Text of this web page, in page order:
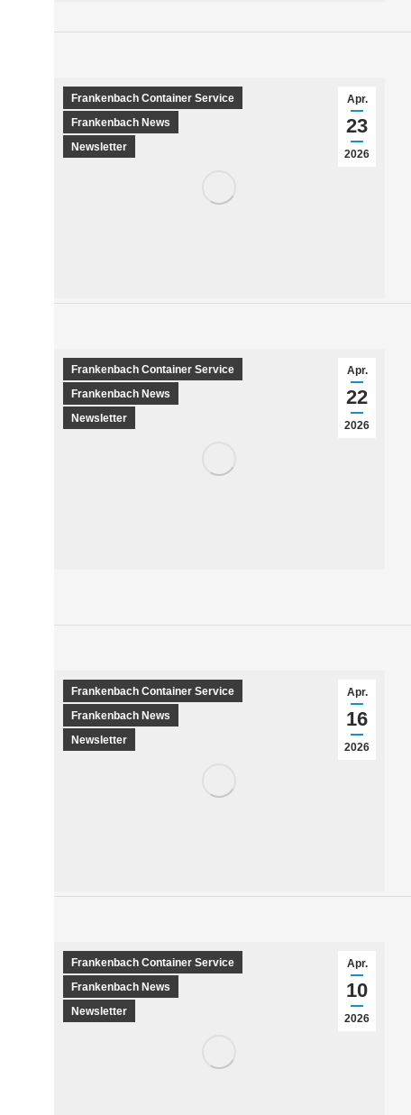
Apr.
23
2026
Frankenbach Container Service
Frankenbach News
Newsletter
Apr.
22
2026
Frankenbach Container Service
Frankenbach News
Newsletter
Apr.
16
2026
Frankenbach Container Service
Frankenbach News
Newsletter
Apr.
10
2026
Frankenbach Container Service
Frankenbach News
Newsletter